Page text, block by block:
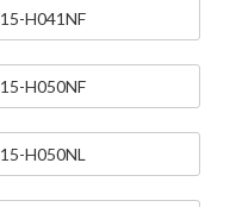
15-H041NF
15-H050NF
15-H050NL